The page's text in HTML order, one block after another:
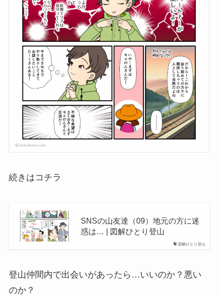
続きはコチラ
図解ひとり登山
SNSの山友達（09）地元の方に迷
惑は… | 図解ひとり登山
登山仲間内で出会いがあったら…いいのか？悪い
のか？